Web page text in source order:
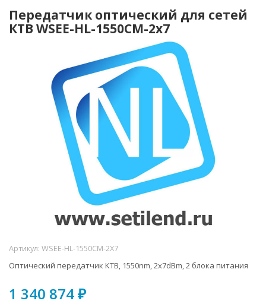
Передатчик оптический для сетей
КТВ WSEE-HL-1550CM-2x7
Артикул: WSEE-HL-1550CM-2X7
Оптический передатчик КТВ, 1550nm, 2x7dBm, 2 блока питания
1 340 874 ₽